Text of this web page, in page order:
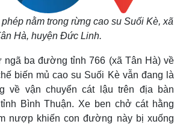
nằm trong rừng cao su Suối Kè, xã
Hà, huyện Đức Linh.
ba đường tỉnh 766 (xã Tân Hà) về
biến mủ cao su Suối Kè vẫn đang là
về vận chuyển cát lậu trên địa bàn
Bình Thuận. Xe ben chở cát hằng
nượp khiến con đường này bị xuống